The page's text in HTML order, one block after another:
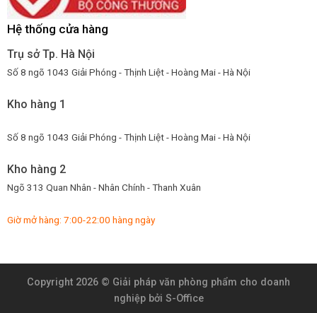
Hệ thống cửa hàng
Trụ sở Tp. Hà Nội
Số 8 ngõ 1043 Giải Phóng - Thịnh Liệt - Hoàng Mai - Hà Nội
Kho hàng 1
Số 8 ngõ 1043 Giải Phóng - Thịnh Liệt - Hoàng Mai - Hà Nội
Kho hàng 2
Ngõ 313 Quan Nhân - Nhân Chính - Thanh Xuân
Giờ mở hàng: 7:00-22:00 hàng ngày
Copyright 2026 © Giải pháp văn phòng phẩm cho doanh
nghiệpbởi S-Office